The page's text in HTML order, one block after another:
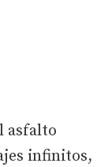
asfalto
infinitos,